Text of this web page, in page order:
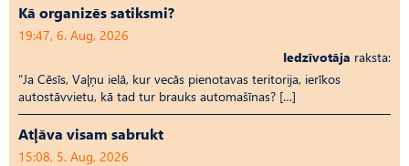
Kā organizēs satiksmi?
19:47, 6. Aug, 2026
Iedzīvotāja raksta:
“Ja Cēsīs, Vaļņu ielā, kur vecās pienotavas teritorija, ierīkos
autostāvvietu, kā tad tur brauks automašīnas? […]
Atļāva visam sabrukt
15:08, 5. Aug, 2026